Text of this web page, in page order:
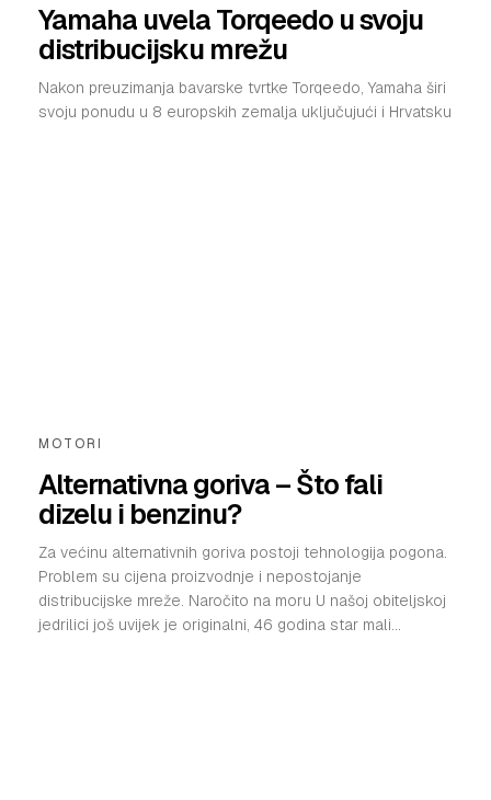
Yamaha uvela Torqeedo u svoju
distribucijsku mrežu
Nakon preuzimanja bavarske tvrtke Torqeedo, Yamaha širi
svoju ponudu u 8 europskih zemalja uključujući i Hrvatsku
MOTORI
Alternativna goriva – Što fali
dizelu i benzinu?
Za većinu alternativnih goriva postoji tehnologija pogona.
Problem su cijena proizvodnje i nepostojanje
distribucijske mreže. Naročito na moru U našoj obiteljskoj
jedrilici još uvijek je originalni, 46 godina star mali...